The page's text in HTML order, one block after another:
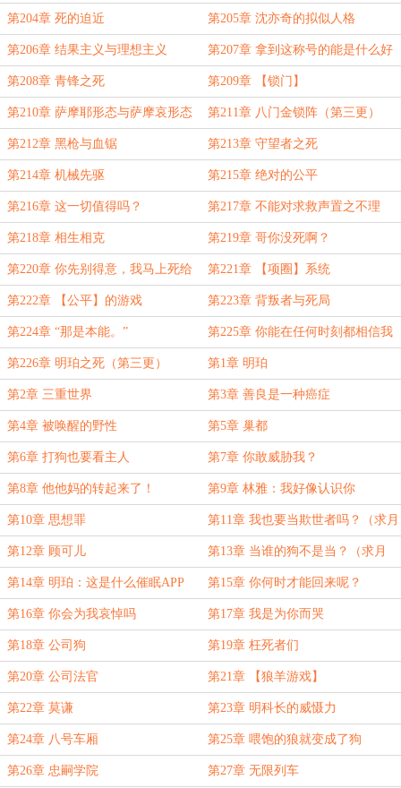
第204章 死的迫近 第205章 沈亦奇的拟似人格
第206章 结果主义与理想主义 第207章 拿到这称号的能是什么好
人
第208章 青锋之死 第209章 【锁门】
第210章 萨摩耶形态与萨摩哀形态 第211章 八门金锁阵（第三更）
第212章 黑枪与血锯 第213章 守望者之死
第214章 机械先驱 第215章 绝对的公平
第216章 这一切值得吗？ 第217章 不能对求救声置之不理
第218章 相生相克 第219章 哥你没死啊？
第220章 你先别得意，我马上死给
你看
第221章 【项圈】系统
第222章 【公平】的游戏 第223章 背叛者与死局
第224章 “那是本能。” 第225章 你能在任何时刻都相信我
吗？
第226章 明珀之死（第三更） 第1章 明珀
第2章 三重世界 第3章 善良是一种癌症
第4章 被唤醒的野性 第5章 巢都
第6章 打狗也要看主人 第7章 你敢威胁我？
第8章 他他妈的转起来了！ 第9章 林雅：我好像认识你
第10章 思想罪 第11章 我也要当欺世者吗？（求月
票）
第12章 顾可儿 第13章 当谁的狗不是当？（求月
票）
第14章 明珀：这是什么催眠APP 第15章 你何时才能回来呢？
第16章 你会为我哀悼吗 第17章 我是为你而哭
第18章 公司狗 第19章 枉死者们
第20章 公司法官 第21章 【狼羊游戏】
第22章 莫谦 第23章 明科长的威慑力
第24章 八号车厢 第25章 喂饱的狼就变成了狗
第26章 忠嗣学院 第27章 无限列车